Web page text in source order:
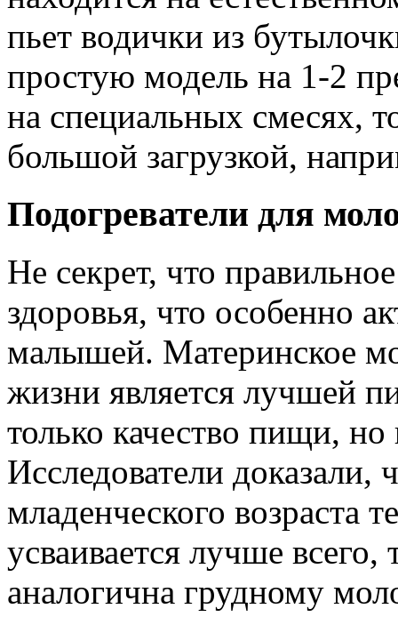
пьет водички из
простую модель на 1-2
на специальных смесях,
большой загрузкой,
Подогреватели для
Не секрет, что
здоровья, что особенно
малышей. Материнское
жизни является лучшей
только качество пищи, но
Исследователи доказали,
младенческого возраста
усваивается лучше всего,
аналогична грудному